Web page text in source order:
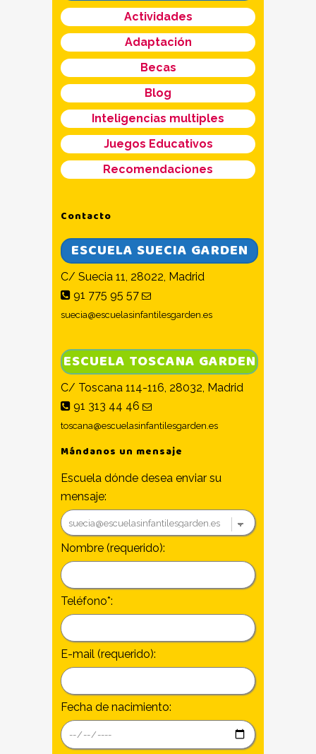
Actividades
Adaptación
Becas
Blog
Inteligencias multiples
Juegos Educativos
Recomendaciones
Contacto
ESCUELA SUECIA GARDEN
C/ Suecia 11, 28022, Madrid
91 775 95 57
suecia@escuelasinfantilesgarden.es
ESCUELA TOSCANA GARDEN
C/ Toscana 114-116, 28032, Madrid
91 313 44 46
toscana@escuelasinfantilesgarden.es
Mándanos un mensaje
Escuela dónde desea enviar su
mensaje:
Nombre (requerido):
Teléfono*:
E-mail (requerido):
Fecha de nacimiento: